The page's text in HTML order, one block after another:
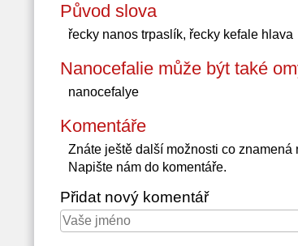
Původ slova
řecky nanos trpaslík, řecky kefale hlava
Nanocefalie může být také
nanocefalye
Komentáře
Znáte ještě další možnosti co
Napište nám do komentáře.
Přidat nový komentář